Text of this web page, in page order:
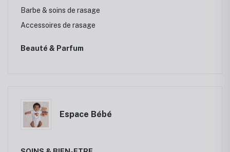
Barbe & soins de rasage
Accessoires de rasage
Beauté & Parfum
Espace Bébé